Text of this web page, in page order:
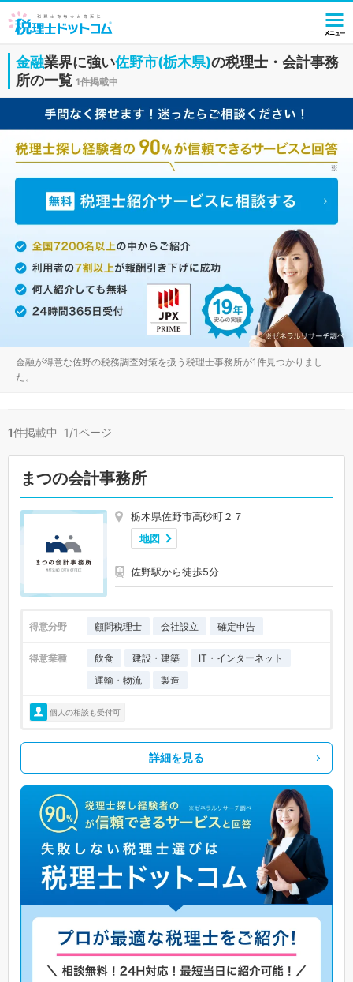
金融業界に強い佐野市(栃木県)の税理士・会計事務
所の一覧 1件掲載中
金融が得意な佐野の税務調査対策を扱う税理士事務所が1件見つかりまし
た。
1件掲載中 1/1ページ
まつの会計事務所
栃木県佐野市高砂町２７
地図
佐野駅から徒歩5分
得意分野 顧問税理士 会社設立 確定申告
得意業種 飲食 建設・建築
IT・インターネット
運輸・物流
製造
個人の相談も受付可
詳細を見る